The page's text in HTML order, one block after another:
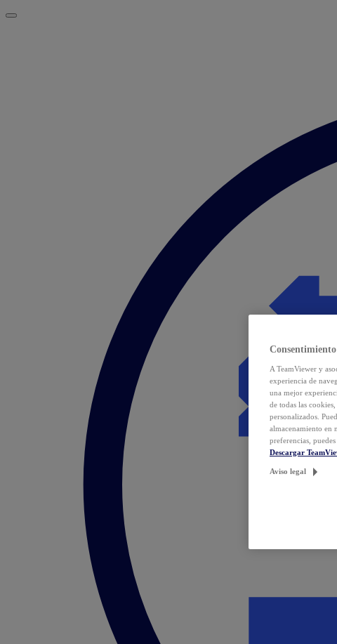
A TeamViewer y
experiencia de
una mejor
de todas las
personalizados.
almacenamiento en
preferencias,
Descargar
Aviso legal